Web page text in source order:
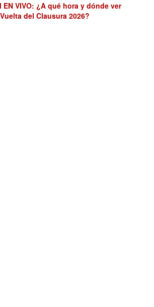
VIVO: ¿A qué hora y dónde ver
del Clausura 2026?